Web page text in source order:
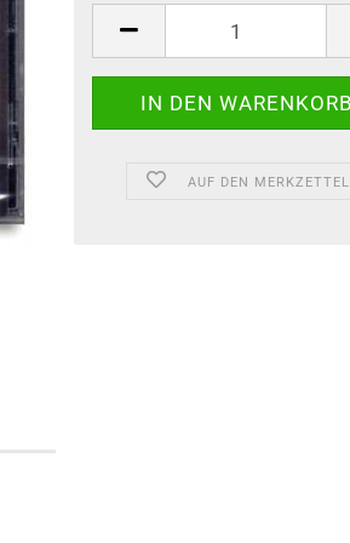
AUF DEN MERKZETTEL